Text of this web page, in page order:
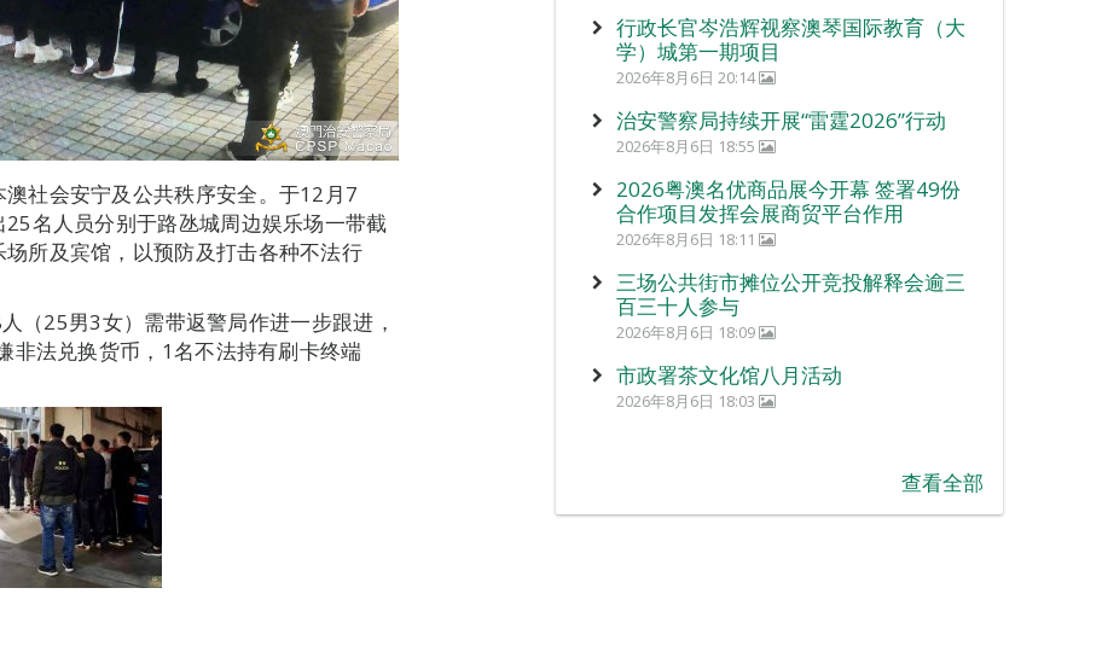
社会安宁及公共秩序安全。于12月7
名人员分别于路氹城周边娱乐场一带截
所及宾馆，以预防及打击各种不法行
（25男3女）需带返警局作进一步跟进，
非法兑换货币，1名不法持有刷卡终端
行政长官岑浩辉视察澳琴国际教育（大
学）城第一期项目
2026年8月6日 20:14
治安警察局持续开展“雷霆2026”行动
2026年8月6日 18:55
2026粤澳名优商品展今开幕 签署49份
合作项目发挥会展商贸平台作用
2026年8月6日 18:11
三场公共街市摊位公开竞投解释会逾三
百三十人参与
2026年8月6日 18:09
市政署茶文化馆八月活动
2026年8月6日 18:03
查看全部